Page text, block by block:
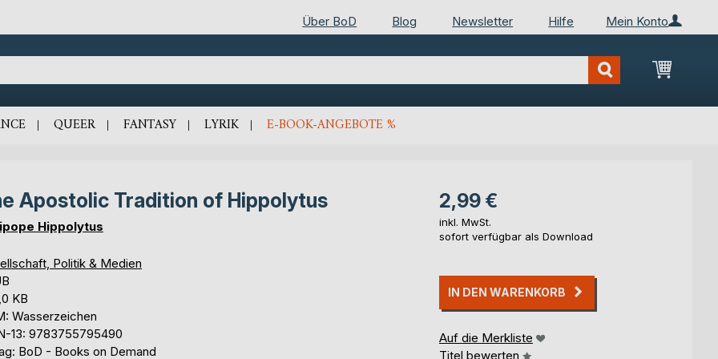
Mein Konto
Über BoD Blog Newsletter Hilfe
Mein
QUEER FANTASY LYRIK E-BOOK-ANGEBOTE %
Apostolic Tradition of Hippolytus
Hippolytus
Politik & Medien
KB
Wasserzeichen
13: 9783755795490
BoD - Books on Demand
2,99 €
inkl. MwSt.
sofort verfügbar als Download
IN DEN WARENKORB
Auf die Merkliste
Titel bewerten